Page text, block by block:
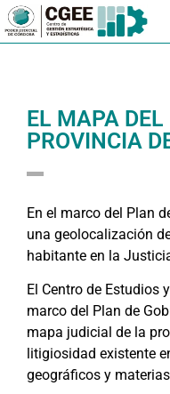
EL MAPA
PROVINCIA
En el marco del Plan
una geolocalización
habitante en la
El Centro de Estudios
marco del Plan de
mapa judicial de la
litigiosidad existente
geográficos y